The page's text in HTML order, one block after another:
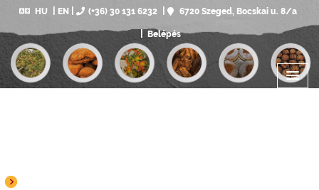
HU EN (+36) 30 131 6232 6720 Szeged, Bocskai u. 8/a
Belépés